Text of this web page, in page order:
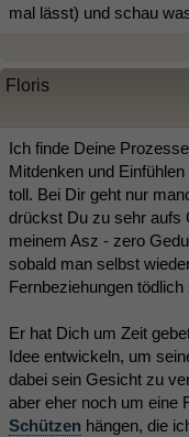
mal lässt) und schau
Floris
Ich finde Deine
Mitdenken und
toll. Bei Dir geht nur
drückst Du zu sehr aufs
meinem Asz - zero
sobald man selbst
Fernbeziehungen tödlich
Er hat Dich um Zeit
Idee entwickeln, um
dabei sein Gesicht zu
aber eher noch um eine
Schützen hängen, die